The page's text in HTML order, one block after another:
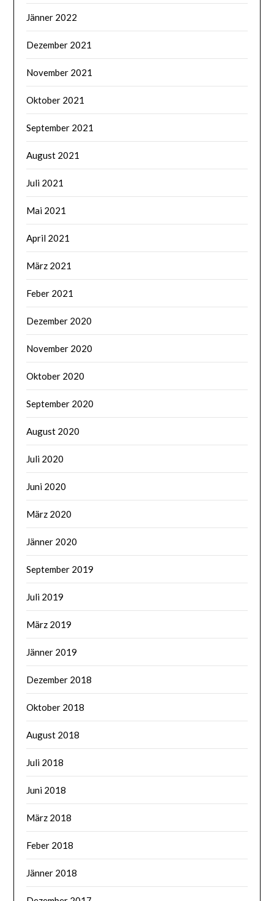
Jänner 2022
Dezember 2021
November 2021
Oktober 2021
September 2021
August 2021
Juli 2021
Mai 2021
April 2021
März 2021
Feber 2021
Dezember 2020
November 2020
Oktober 2020
September 2020
August 2020
Juli 2020
Juni 2020
März 2020
Jänner 2020
September 2019
Juli 2019
März 2019
Jänner 2019
Dezember 2018
Oktober 2018
August 2018
Juli 2018
Juni 2018
März 2018
Feber 2018
Jänner 2018